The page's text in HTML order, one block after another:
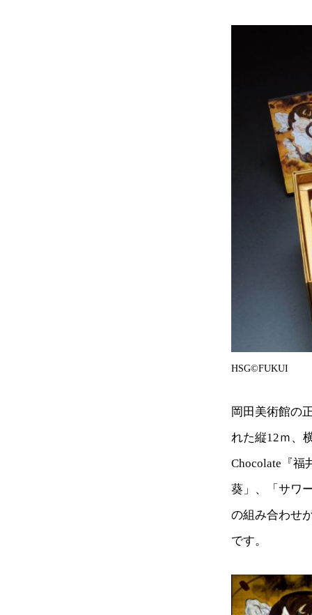
HSG©︎FUKUI
岡田美術館の
れた縦12ｍ、
Chocolate『福
葵」、「サワ
の組み合わせ
です。